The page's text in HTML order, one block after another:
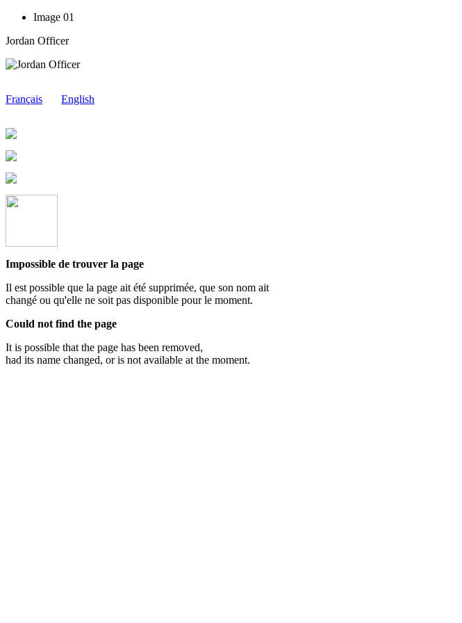
Image 01
Jordan Officer
Français English
Impossible de trouver la page
Il est possible que la page ait été supprimée, que son nom ait
changé ou qu'elle ne soit pas disponible pour le moment.
Could not find the page
It is possible that the page has been removed,
had its name changed, or is not available at the moment.